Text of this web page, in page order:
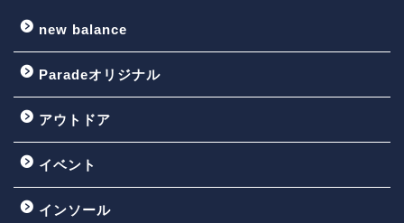
new balance
Paradeオリジナル
アウトドア
イベント
インソール